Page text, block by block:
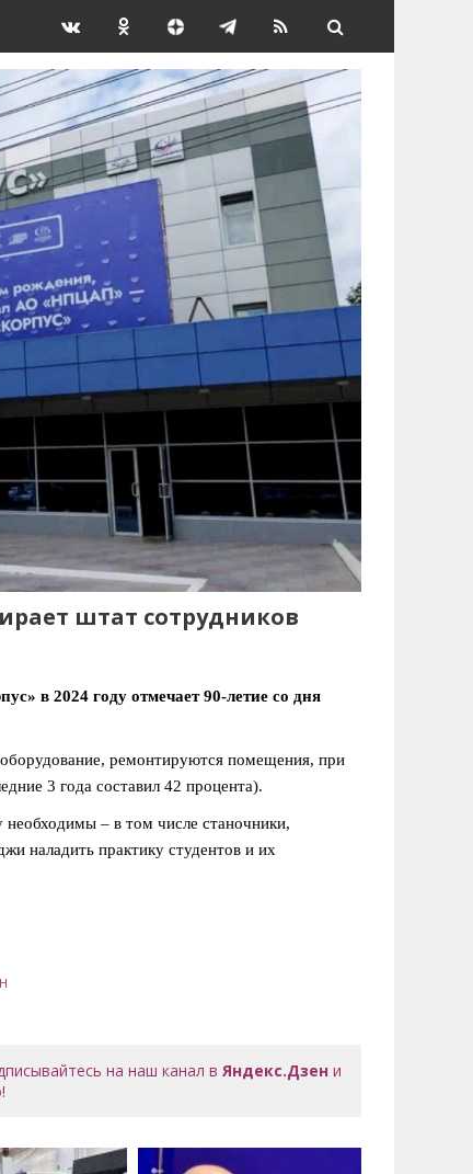
штат сотрудников
в 2024 году отмечает 90-летие со дня
ремонтируются помещения, при
3 года составил 42 процента).
– в том числе станочники,
наладить практику студентов и их
на наш канал вЯндекс.Дзен и